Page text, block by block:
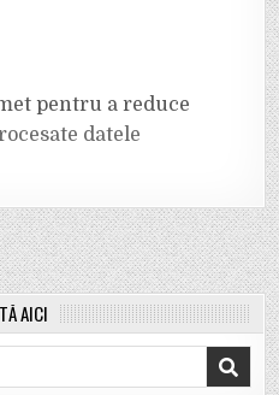
pentru a reduce
datele
AICI